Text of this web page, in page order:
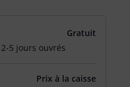
Gratuit
5 jours ouvrés
Prix à la caisse